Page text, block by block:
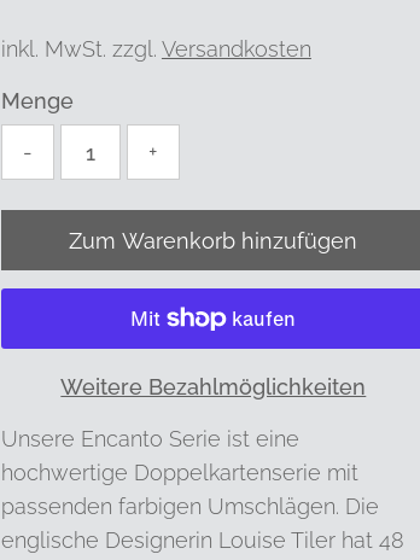
inkl. MwSt. zzgl. Versandkosten
Menge
-
+
Weitere Bezahlmöglichkeiten
Unsere Encanto Serie ist eine
hochwertige Doppelkartenserie mit
passenden farbigen Umschlägen. Die
englische Designerin Louise Tiler hat 48